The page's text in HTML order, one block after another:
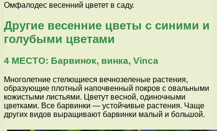
Омфалодес весенний цветет в саду.
Другие весенние цветы с синими и
голубыми цветами
4 МЕСТО: Барвинок, винка, Vinca
Многолетние стелющиеся вечнозеленые растения,
образующие плотный напочвенный покров с овальными
кожистыми листьями. Цветут весной, одиночными
цветками. Все барвинки — устойчивые растения. Чаще
других видов выращивают барвинки малый и большой.